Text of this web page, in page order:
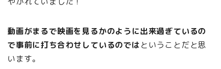
動画がまるで映画を見るかのように出来過ぎているの
で事前に打ち合わせしているのではということだと思
います。